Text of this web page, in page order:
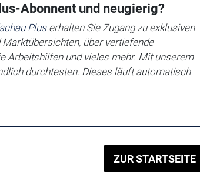
Abonnent und neugierig?
Plus erhalten Sie Zugang zu exklusiven
über vertiefende
Arbeitshilfenund vieles mehr. Mit unserem
durchtesten. Dieses läuft automatisch
ZUR STARTSEITE